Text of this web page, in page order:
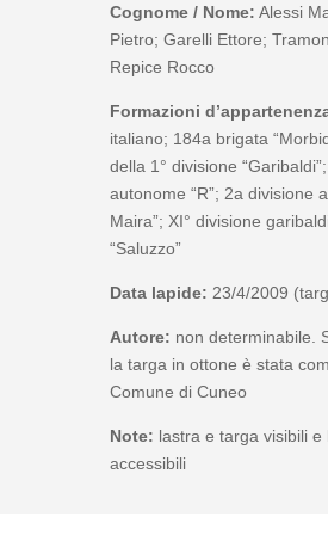
Cognome / Nome: Alessi
Pietro; Garelli Ettore;
Repice Rocco
Formazioni
italiano; 184a brigata
della 1° divisione
autonome “R”; 2a divisione
Maira”; XI° divisione
“Saluzzo”
Data lapide: 23/4/2009
Autore: non determinabile.
la targa in ottone è stata
Comune di Cuneo
Note: lastra e targa visibili e
accessibili